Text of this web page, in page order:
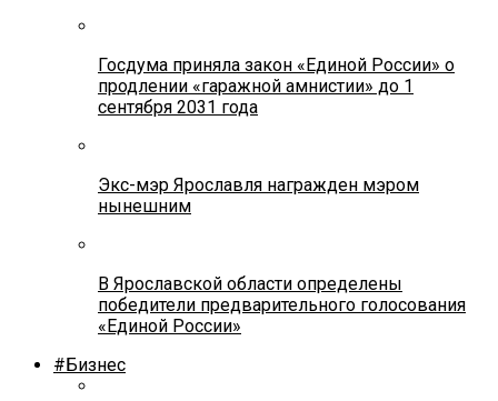
Госдума приняла закон «Единой России» о
продлении «гаражной амнистии» до 1
сентября 2031 года
Экс-мэр Ярославля награжден мэром
нынешним
В Ярославской области определены
победители предварительного голосования
«Единой России»
#Бизнес